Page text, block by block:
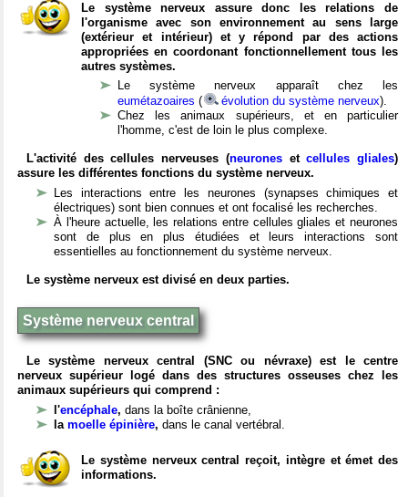
Le système nerveux assure donc les relations de
l'organisme avec son environnement au sens large
(extérieur et intérieur) et y répond par des actions
appropriées en coordonant fonctionnellement tous les
autres systèmes.
Le système nerveux apparaît chez les
eumétazoaires ( évolution du système nerveux).
Chez les animaux supérieurs, et en particulier
l'homme, c'est de loin le plus complexe.
L'activité des cellules nerveuses (neuronesetcellules gliales)
assure les différentes fonctions du système nerveux.
Les interactions entre les neurones (synapses chimiques et
électriques) sont bien connues et ont focalisé les recherches.
À l'heure actuelle, les relations entre cellules gliales et neurones
sont de plus en plus étudiées et leurs interactions sont
essentielles au fonctionnement du système nerveux.
Le système nerveux est divisé en deux parties.
Système nerveux central
Le système nerveux central (SNC ou névraxe) est le centre
nerveux supérieur logé dans des structures osseuses chez les
animaux supérieurs qui comprend :
l'encéphale, dans la boîte crânienne,
la moelle épinière, dans le canal vertébral.
Le système nerveux central reçoit, intègre et émet des
informations.